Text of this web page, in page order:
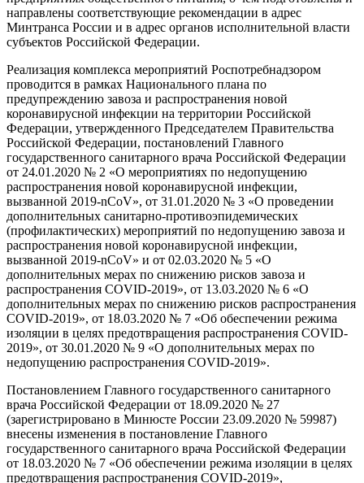
направлены соответствующие рекомендации в адрес
Минтранса России и в адрес органов исполнительной власти
субъектов Российской Федерации.
Реализация комплекса мероприятий Роспотребнадзором
проводится в рамках Национального плана по
предупреждению завоза и распространения новой
коронавирусной инфекции на территории Российской
Федерации, утвержденного Председателем Правительства
Российской Федерации, постановлений Главного
государственного санитарного врача Российской Федерации
от 24.01.2020 № 2 «О мероприятиях по недопущению
распространения новой коронавирусной инфекции,
вызванной 2019-nCoV», от 31.01.2020 № 3 «О проведении
дополнительных санитарно-противоэпидемических
(профилактических) мероприятий по недопущению завоза и
распространения новой коронавирусной инфекции,
вызванной 2019-nCoV» и от 02.03.2020 № 5 «О
дополнительных мерах по снижению рисков завоза и
распространения COVID-2019», от 13.03.2020 № 6 «О
дополнительных мерах по снижению рисков распространения
COVID-2019», от 18.03.2020 № 7 «Об обеспечении режима
изоляции в целях предотвращения распространения COVID-
2019», от 30.01.2020 № 9 «О дополнительных мерах по
недопущению распространения COVID-2019».
Постановлением Главного государственного санитарного
врача Российской Федерации от 18.09.2020 № 27
(зарегистрировано в Минюсте России 23.09.2020 № 59987)
внесены изменения в постановление Главного
государственного санитарного врача Российской Федерации
от 18.03.2020 № 7 «Об обеспечении режима изоляции в целях
предотвращения распространения COVID-2019»,